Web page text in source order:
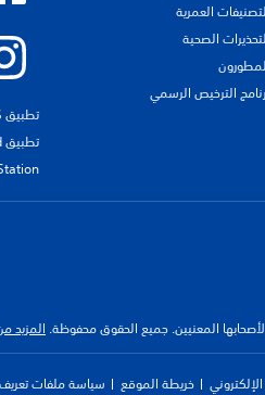
العمرية
الصحية
الترخيص الرسمي
تطبيق iOS
تطبيق Android
المعنيين. جميع الحقوق محفوظة. المزيد
خريطة الموقع سياسة ملفات تعريف